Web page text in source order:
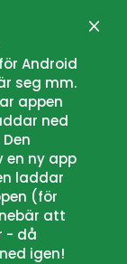
Android
seg mm.
appen
ned
en ny app
laddar
(för
att
- då
igen!